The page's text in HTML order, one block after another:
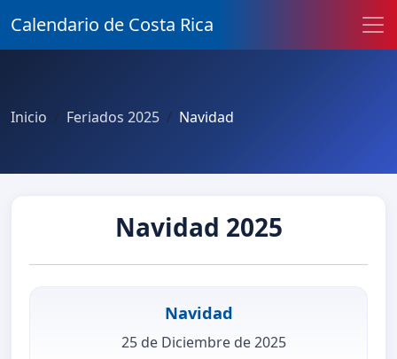
Calendario de Costa Rica
Inicio Feriados 2025 Navidad
Navidad 2025
Navidad
25 de Diciembre de 2025